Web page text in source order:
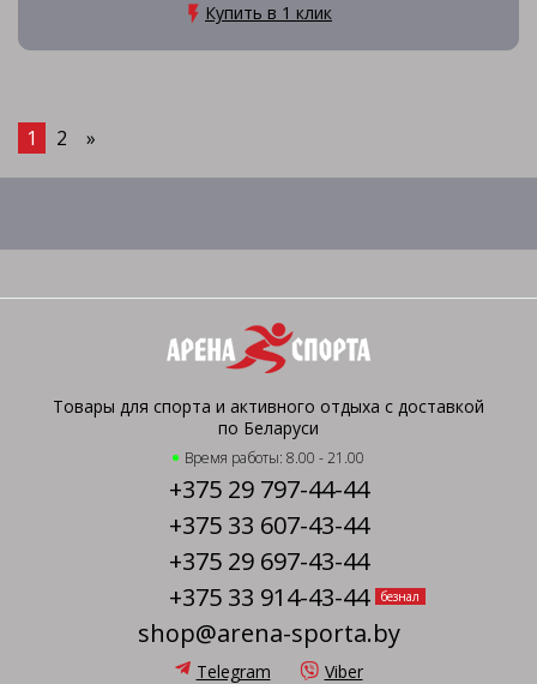
Купить в 1 клик
1 2 »
Товары для спорта и активного отдыха с доставкой
по Беларуси
Время работы: 8.00 - 21.00
+375 29 797-44-44
+375 33 607-43-44
+375 29 697-43-44
+375 33 914-43-44
безнал
shop@arena-sporta.by
Telegram Viber